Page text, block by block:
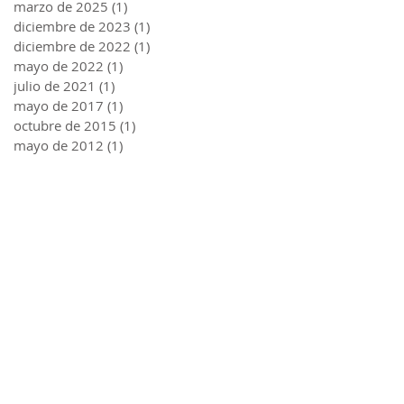
marzo de 2025 (1)
diciembre de 2023 (1)
diciembre de 2022 (1)
mayo de 2022 (1)
julio de 2021 (1)
mayo de 2017 (1)
octubre de 2015 (1)
mayo de 2012 (1)